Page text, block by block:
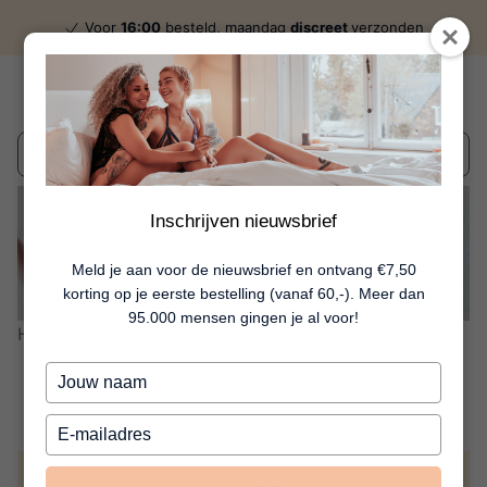
Inschrijven nieuwsbrief
Meld je aan voor de nieuwsbrief en ontvang €7,50
korting op je eerste bestelling (vanaf 60,-). Meer dan
95.000 mensen gingen je al voor!
Typ
je
naam
Typ
je
e-
Voor 16:00 besteld, maandag discreetverzonden
Wat zoek je?
Home
Review | Glory